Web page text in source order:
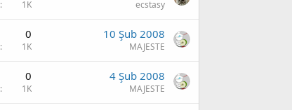
1K ecstasy
0
1K
10 Şub 2008
MAJESTE
0
1K
4 Şub 2008
MAJESTE